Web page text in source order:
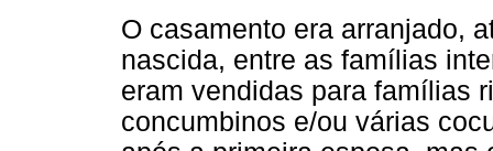
O casamento era arranjado,
nascida, entre as famílias
eram vendidas para famílias
concumbinos e/ou várias